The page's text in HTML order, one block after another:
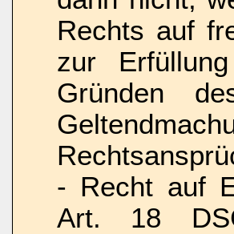
Rechts auf
zur
Gründen
- Recht auf
Art. 18